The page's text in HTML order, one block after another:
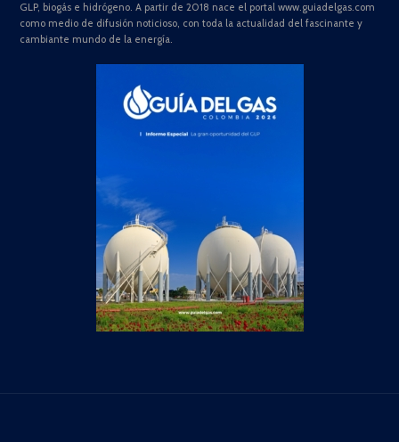
GLP, biogás e hidrógeno. A partir de 2018 nace el portal www.guiadelgas.com
como medio de difusión noticioso, con toda la actualidad del fascinante y
cambiante mundo de la energía.